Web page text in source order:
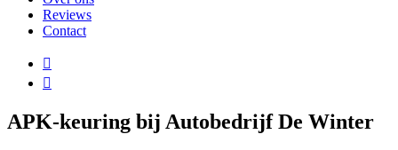
Reviews
Contact
APK-keuring bij Autobedrijf De Winter